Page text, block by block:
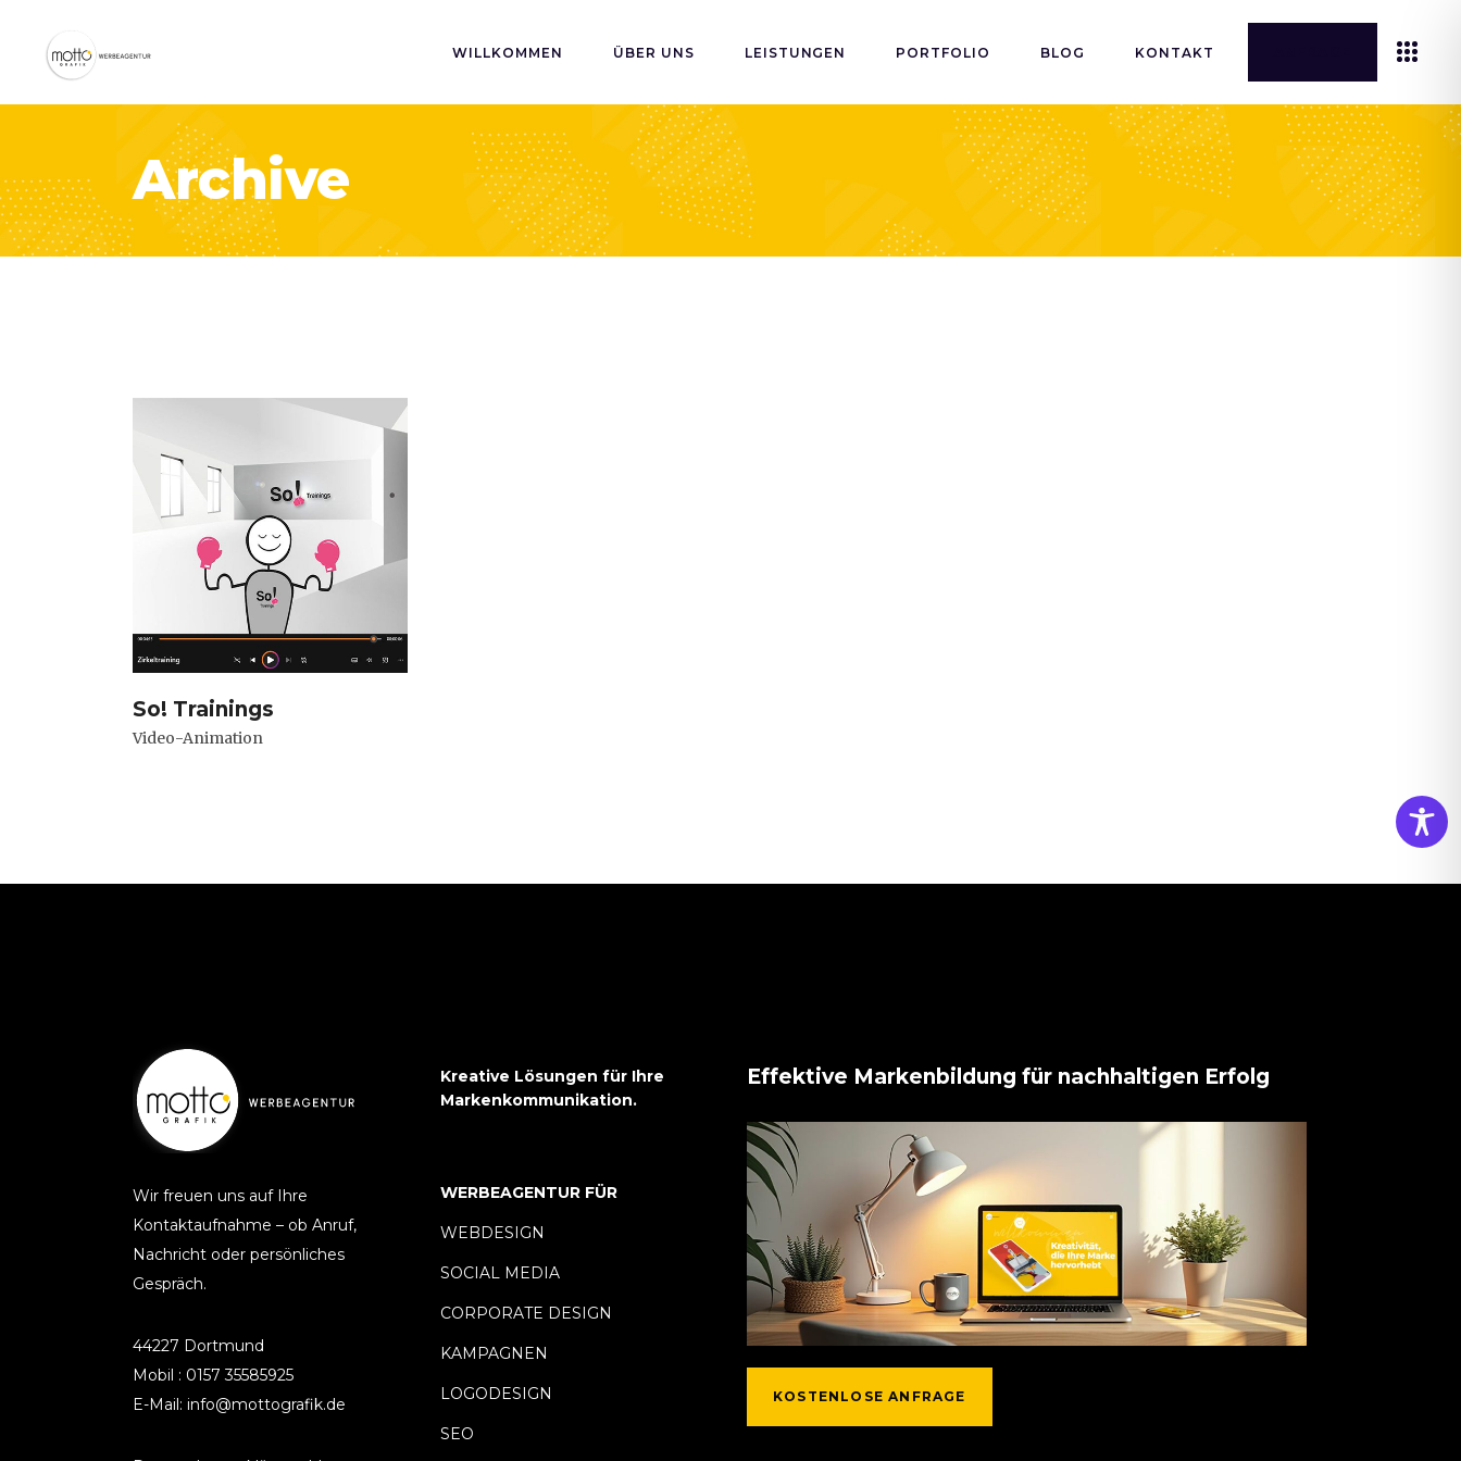
WILLKOMMEN ÜBER UNS LEISTUNGEN PORTFOLIO BLOG KONTAKT
Archive
So! Trainings
Video-Animation
Wir freuen uns auf Ihre
Kontaktaufnahme – ob Anruf,
Nachricht oder persönliches
Gespräch.
44227 Dortmund
Mobil : 0157 35585925
E-Mail: info@mottografik.de
Kreative Lösungen für Ihre
Markenkommunikation.
WERBEAGENTUR FÜR
WEBDESIGN
SOCIAL MEDIA
CORPORATE DESIGN
KAMPAGNEN
LOGODESIGN
SEO
Effektive Markenbildung für nachhaltigen Erfolg
KOSTENLOSE ANFRAGE